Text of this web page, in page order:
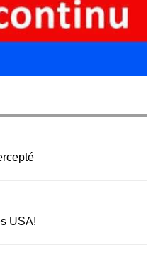
USA!